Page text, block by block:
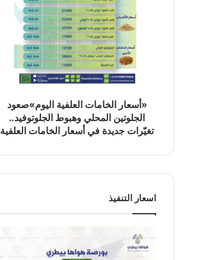
«أسعار الخامات العلفية اليوم»صعود
الجلوتين المحلي وهبوط الجلوتوفيد..
تغيّرات جديدة في أسعار الخامات العلفية
اسعار التنفيذ